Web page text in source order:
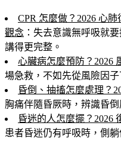
CPR 怎麼做？2026 心
觀念 ：失去意識無呼吸就
講得更完整。
心臟病怎麼預防？2026
場急救，不如先從風險因
昏倒、抽搐怎麼處理？
胸痛伴隨昏厥時，辨識昏倒
昏迷的人怎麼擺？2026
患者昏迷仍有呼吸時，側